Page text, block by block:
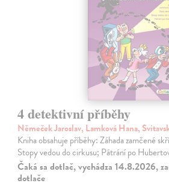
4 detektivní příběhy
Němeček Jaroslav, Lamková Hana,
Kniha obsahuje příběhy: Záhada zamčené
Stopy vedou do cirkusu; Pátrání po
Čaká sa dotlač, vychádza 14.8.2026,
dotlače